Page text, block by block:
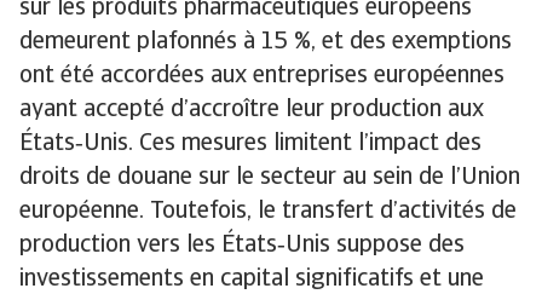
sur les produits pharmaceutiques européens
demeurent plafonnés à 15 %, et des exemptions
ont été accordées aux entreprises européennes
ayant accepté d’accroître leur production aux
États‑Unis. Ces mesures limitent l’impact des
droits de douane sur le secteur au sein de l’Union
européenne. Toutefois, le transfert d’activités de
production vers les États‑Unis suppose des
investissements en capital significatifs et une